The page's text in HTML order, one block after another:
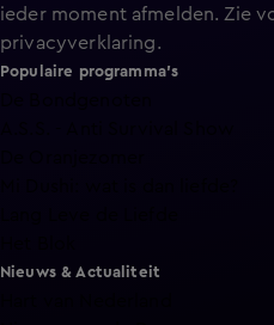
ieder moment afmelden. Zie
privacyverklaring.
Populaire programma's
Nieuws & Actualiteit